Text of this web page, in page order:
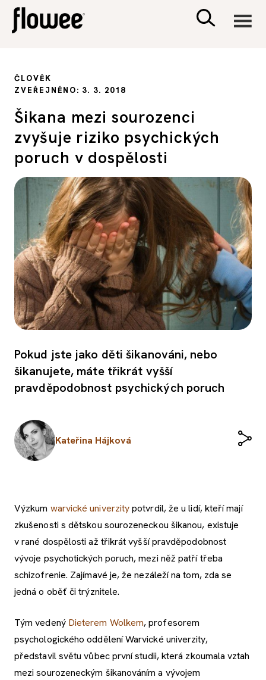
PSYCHOLOGIE
SEX A VZTAHY
PORADNA
ČLOVĚK
ZVEŘEJNĚNO: 3. 3. 2018
Šikana mezi sourozenci
zvyšuje riziko psychických
poruch v dospělosti
Pokud jste jako děti šikanováni, nebo
šikanujete, máte třikrát vyšší
pravděpodobnost psychických poruch
Kateřina Hájková
Výzkum warvické univerzitypotvrdil, že u lidí, kteří mají
zkušenosti s dětskou sourozeneckou šikanou, existuje
v rané dospělosti až třikrát vyšší pravděpodobnost
vývoje psychotických poruch, mezi něž patří třeba
schizofrenie. Zajímavé je, že nezáleží na tom, zda se
jedná o oběť či trýznitele.
Tým vedený Dieterem Wolkem, profesorem
psychologického oddělení Warvické univerzity,
představil světu vůbec první studii, která zkoumala vztah
mezi sourozeneckým šikanováním a vývojem